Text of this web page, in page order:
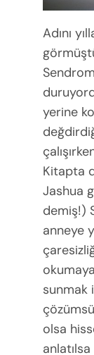
Adını
yerine
Kitapta
Jashua
demiş!)
anneye
sunmak
olsa